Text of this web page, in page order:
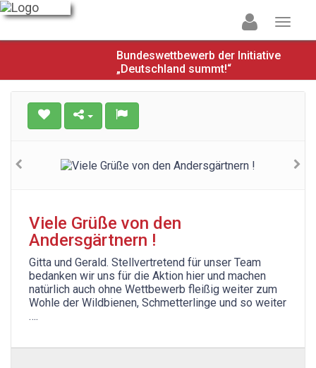
Bundeswettbewerb der Initiative
„Deutschland summt!“
Viele Grüße von den
Andersgärtnern !
Gitta und Gerald. Stellvertretend für unser Team
bedanken wir uns für die Aktion hier und machen
natürlich auch ohne Wettbewerb fleißig weiter zum
Wohle der Wildbienen, Schmetterlinge und so weiter
….